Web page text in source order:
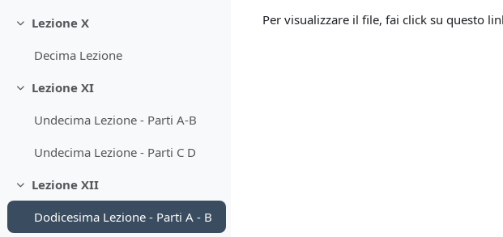
Minimizza
Lezione X
Decima Lezione
Minimizza
Lezione XI
Undecima Lezione - Parti A-B
Undecima Lezione - Parti C D
Minimizza
Lezione XII
Dodicesima Lezione - Parti A - B
Per visualizzare il file, fai click su questo